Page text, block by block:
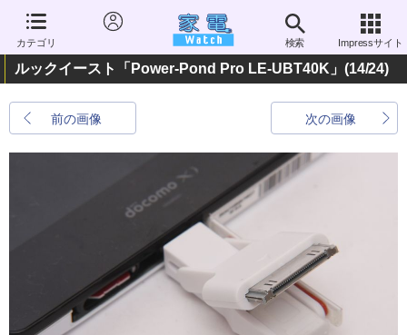
カテゴリ 検索 Impressサイト
ルックイースト「Power-Pond Pro LE-UBT40K」 (14/24)
前の画像 次の画像